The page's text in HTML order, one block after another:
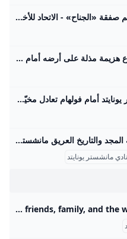
مانشستر يونايتد يحسم صفقة «الجناح» - الاتحاد للأخبار ذكرت تقارير إعلامية أن نادي مانشستر يونايتد الإنجليزي توصل إلى اتفاق مع برنتفورد بشأن ضم الجناح الفرنسي الكاميروني بريان مبيومو. مانشستر يونايتد يحسم صفقة «الجناح»
مانشستر يونايتد يتجرع هزيمة مذلة على أرضه أمام بورنموث ... لم يكن الفوز مفاجئا لبورنموث الذي يصعد للمركز 13 في الترتيب فيما لا يزال يونايتد صاحب المركز السادس يتقدم خطوة للأمام وخطوتين للخلف… مانشستر يونايتد يتجرع هزيمة مذلة على أرضه أمام بورنموث 06-Dec-23 10:21 PM02-Dec-23 10:42 PM15-Nov-23 04:48 PM ترامب: أعتقد أننا سنغير اسم وزارة الدفاع الأمريكية إلى وزارة الحرب الأسبوع المقبل ترامب: يجب تسوية الوضع في غزة قريبا ترامب: أتعامل مع نتنياهو كثيرا وحققنا نجاحا باهرا في إيران حيث قضينا على تهديدها النووي ترامب: يجب أن تنتهي الحرب بغزة وأعتقد أنه خلال أسبوعين أو 3 ستكون هناك نهاية جيدة وحاسمة لها مدفعية الاحتلال تقصف حي الزيتون جنوب شرق مدينة غزة
تعادل مخيّب لمانشستر يونايتد أمام فولهام تعادل مخيّب لمانشستر يونايتد أمام فولهام 2025-08-24 20:40 العالممانشستر يونايتدفولهامنبض أربيل (كوردستان 24)- فشل مانشستر يونايتد بتحقيق فوزه الأول في الدوري الإنكليزي لكرة القدم هذا الموسم، بعدما انقاد إلى تعادل مخيّب أمام مضيفه فولهام 1-1 الأحد ضمن المرحلة الثانية. وسجّل المهاجم البرازيلي لفولهام رودريغو مونيز بالخطأ في مرمى فريقه هدف يونايتد (58)، فيما منح البديل إيميل سميث رو التعادل لأصحاب الأرض (73). وأدخل المدرب البرتغالي ليونايتد روبن أموريم تعديلا واحدا على التشكيلة التي افتتح بها الموسم في الدوري الأسبوع الماضي أمام أرسنال (0-1)، بإقحامه العاجي أماد ديالو بدلا من البرتغالي ديوغو دالوت، وأبقى على الوافدين الجديدين الكاميروني براين مبومو والبرازيلي ماتيوس كونيا إلى جانب مايسون ماونت في خط الهجوم.
مانشستر يونايتد: رحلة المجد والتاريخ العريق مانشستر يونايتد هو واحد من أعرق وأشهر أندية كرة القدم في إنجلترا والعالم. تأسس النادي في عام 1878 تحت اسم نيوتن هيث، وتغير اسمه إلى مانشستر يونايتد في عام 1902. منذ ذلك الحين، خطى خطوات كبيرة ليصبح رمزاً من رموز كرة القدم بل وأكثر الأندية تحقيقًا للبطولات في إنجلترا. تاريخ النادي وبداياته بدأ مانشستر يونايتد كفريق بسيط من عمال السكك الحديدية، ثم تطور ليصبح من أبرز الأندية التي فازت بالعديد من الألقاب.
نادي مانشستر يونايتد
- YouTube Enjoy the videos and music you love, upload original content, and share it all with friends, family, and the world on YouTube.